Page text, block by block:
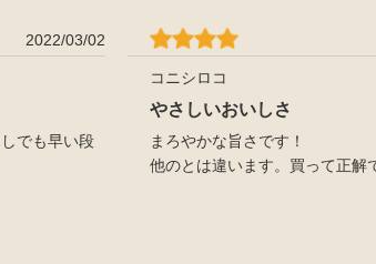
2022/03/02
でも早い段
コニシロコ
やさしいおいしさ
まろやかな旨さです！
他のとは違います。買って正解